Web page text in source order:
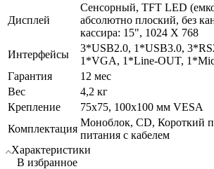
Дисплей
Сенсорный, TFT LED
абсолютно плоский, без
кассира: 15", 1024 X 768
Интерфейсы
3*USB2.0, 1*USB3.0,
1*VGA, 1*Line-OUT,
Гарантия
12 мес
Вес
4,2 кг
Крепление
75x75, 100x100 мм VESA
Комплектация
Моноблок, CD, Короткий
питания с кабелем
Характеристики
В избранное